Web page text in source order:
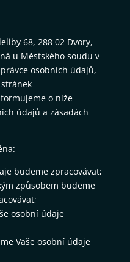
68, 288 02 Dvory,
u Městského soudu v
osobních údajů,
o níže
údajů a zásadách
budeme zpracovávat;
způsobem budeme
osobní údaje
Vaše osobní údaje